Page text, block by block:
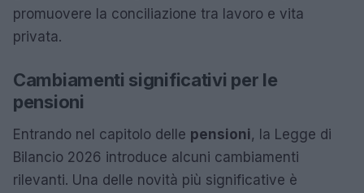
promuovere la conciliazione tra lavoro e vita
privata.
Cambiamenti significativi per le
pensioni
Entrando nel capitolo delle pensioni, la Legge di
Bilancio 2026 introduce alcuni cambiamenti
rilevanti. Una delle novità più significative è